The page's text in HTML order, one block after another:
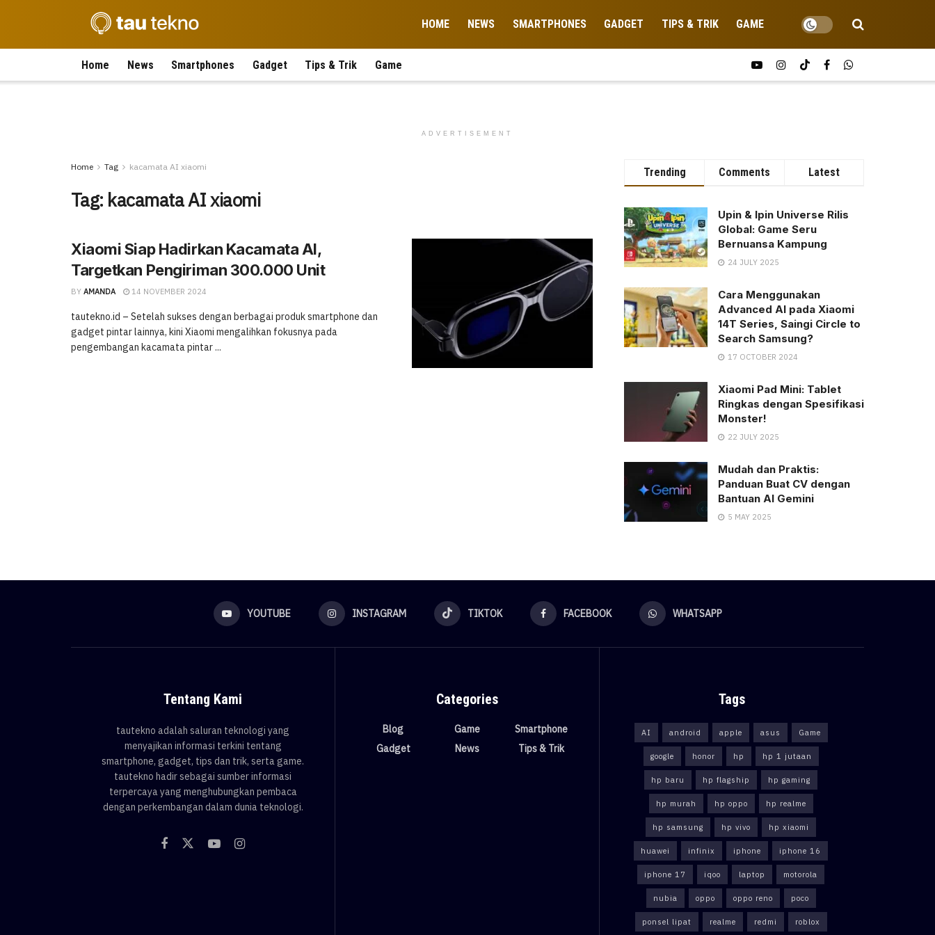
HOME NEWS SMARTPHONES GADGET TIPS & TRIK GAME
Home News Smartphones Gadget Tips & Trik Game
ADVERTISEMENT
Home Tag kacamata AI xiaomi
Tag: kacamata AI xiaomi
Xiaomi Siap Hadirkan Kacamata AI,
Targetkan Pengiriman 300.000 Unit
BY AMANDA 14 NOVEMBER 2024
tautekno.id – Setelah sukses dengan berbagai produk smartphone dan
gadget pintar lainnya, kini Xiaomi mengalihkan fokusnya pada
pengembangan kacamata pintar ...
Trending Comments Latest
Upin & Ipin Universe Rilis
Global: Game Seru
Bernuansa Kampung
24 JULY 2025
Cara Menggunakan
Advanced AI pada Xiaomi
14T Series, Saingi Circle to
Search Samsung?
17 OCTOBER 2024
Xiaomi Pad Mini: Tablet
Ringkas dengan Spesifikasi
Monster!
22 JULY 2025
Mudah dan Praktis:
Panduan Buat CV dengan
Bantuan AI Gemini
5 MAY 2025
YOUTUBE INSTAGRAM TIKTOK FACEBOOK WHATSAPP
Tentang Kami
tautekno adalah saluran teknologi yang
menyajikan informasi terkini tentang
smartphone, gadget, tips dan trik, serta game.
tautekno hadir sebagai sumber informasi
terpercaya yang menghubungkan pembaca
dengan perkembangan dalam dunia teknologi.
Categories
Blog
Gadget
Game
News
Smartphone
Tips & Trik
Tags
AI android apple asus Game
google honor hp hp 1 jutaan
hp baru hp flagship hp gaming
hp murah hp oppo hp realme
hp samsung hp vivo hp xiaomi
huawei infinix iphone iphone 16
iphone 17 iqoo laptop motorola
nubia oppo oppo reno poco
ponsel lipat realme redmi roblox